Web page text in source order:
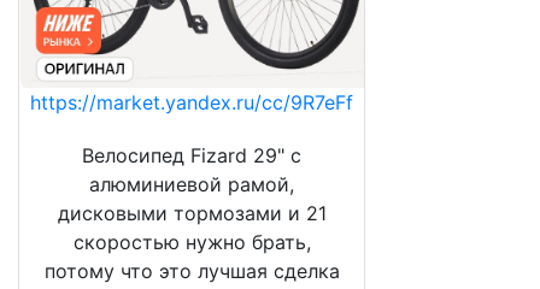
https://market.yandex.ru/cc/9R7eFf
Велосипед Fizard 29" с
алюминиевой рамой,
дисковыми тормозами и 21
скоростью нужно брать,
потому что это лучшая сделка